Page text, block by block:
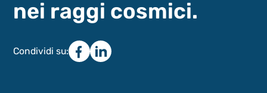
nei raggi cosmici.
Condividi su: